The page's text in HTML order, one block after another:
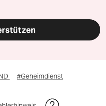
#Geheimdienst